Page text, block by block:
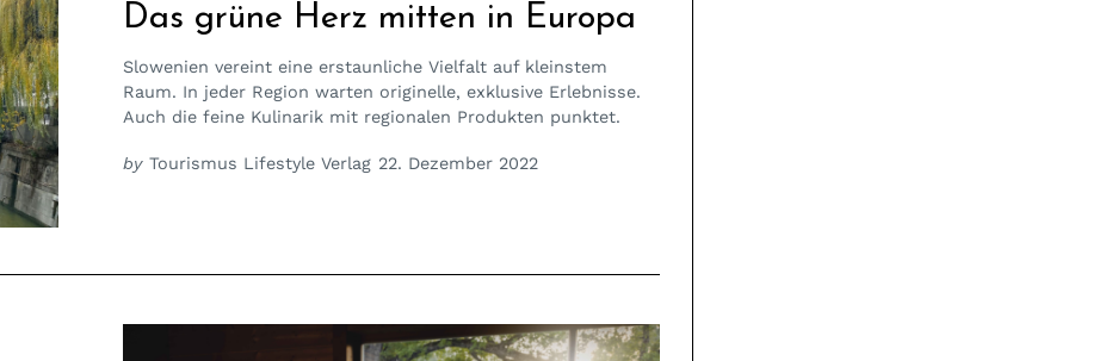
Das grüne Herz mitten in Europa
Slowenien vereint eine erstaunliche Vielfalt auf kleinstem
Raum. In jeder Region warten originelle, exklusive Erlebnisse.
Auch die feine Kulinarik mit regionalen Produkten punktet.
by Tourismus Lifestyle Verlag 22. Dezember 2022